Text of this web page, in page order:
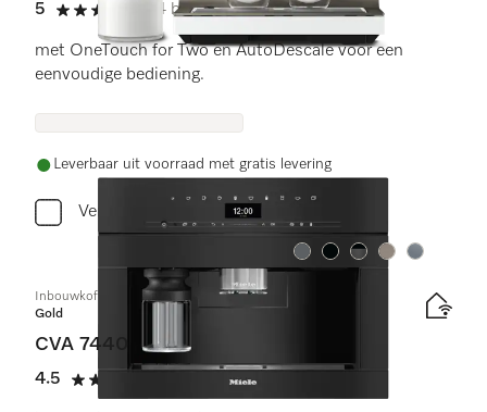
5
5 sterren op 5
(4 beoordelingen)
met OneTouch for Two en AutoDescale voor een
eenvoudige bediening.
Leverbaar uit voorraad met gratis levering
Vergelijken
Kleur:Kleur:Kleur:Kleur:Kleur:
Inbouwkoffiemachine
Gold
CVA 7440
4.5
4.5 sterren op 5
(11 beoordelingen)